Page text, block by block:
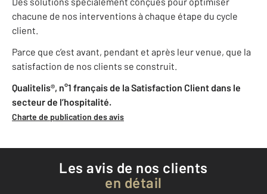
chacune de nos interventions à chaque étape du cycle
client.
Parce que c’est avant, pendant et après leur venue, que la
satisfaction de nos clients se construit.
Qualitelis®, n°1 français de la Satisfaction Client dans le
secteur de l’hospitalité.
Charte de publication des avis
Les avis de nos clients
en détail